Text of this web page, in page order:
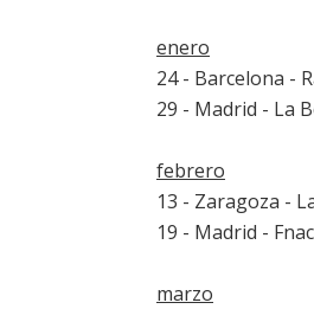
enero
24 - Barcelona -
29 - Madrid - La
febrero
13 - Zaragoza -
19 - Madrid -
marzo